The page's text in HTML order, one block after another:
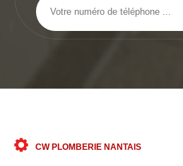
CW PLOMBERIE NANTAIS